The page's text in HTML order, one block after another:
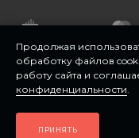
Продолжая
обработку файлов
работу сайта и
конфиденциальности.
ПРИНЯТЬ